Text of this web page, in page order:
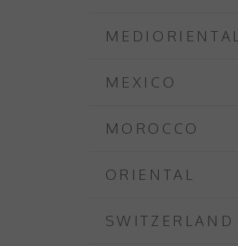
MEXICO
MOROCCO
ORIENTAL
SWITZERLAND